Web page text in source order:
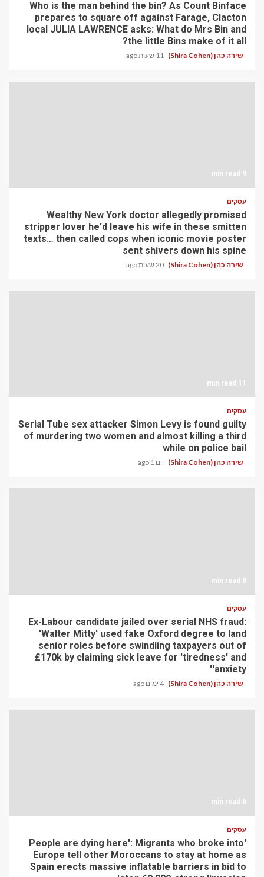
Who is the man behind the bin? As Count Binface
prepares to square off against Farage, Clacton
local JULIA LAWRENCE asks: What do Mrs Bin and
the little Bins make of it all?
שירה כהן (Shira Cohen) 11 שעות ago
9 min read
עסקים
Wealthy New York doctor allegedly promised
stripper lover he'd leave his wife in these smitten
texts… then called cops when iconic movie poster
sent shivers down his spine
שירה כהן (Shira Cohen) 20 שעות ago
11 min read
עסקים
Serial Tube sex attacker Simon Levy is found guilty
of murdering two women and almost killing a third
while on police bail
שירה כהן (Shira Cohen) יום 1 ago
8 min read
עסקים
Ex-Labour candidate jailed over serial NHS fraud:
'Walter Mitty' used fake Oxford degree to land
senior roles before swindling taxpayers out of
£170k by claiming sick leave for 'tiredness' and
'anxiety'
שירה כהן (Shira Cohen) 4 ימים ago
8 min read
עסקים
'People are dying here': Migrants who broke into
Europe tell other Moroccans to stay at home as
Spain erects massive inflatable barriers in bid to